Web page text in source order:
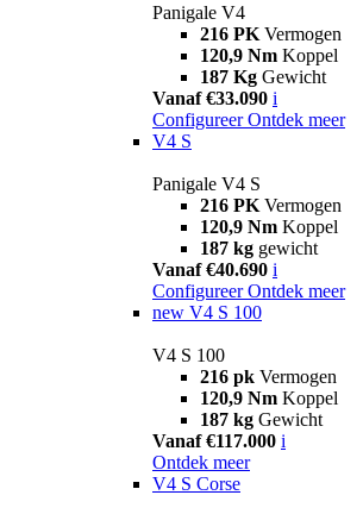
Panigale V4
216 PK Vermogen
120,9 Nm Koppel
187 Kg Gewicht
Vanaf €33.090 i
Configureer Ontdek meer
V4 S
Panigale V4 S
216 PK Vermogen
120,9 Nm Koppel
187 kg gewicht
Vanaf €40.690 i
Configureer Ontdek meer
new V4 S 100
V4 S 100
216 pk Vermogen
120,9 Nm Koppel
187 kg Gewicht
Vanaf €117.000 i
Ontdek meer
V4 S Corse